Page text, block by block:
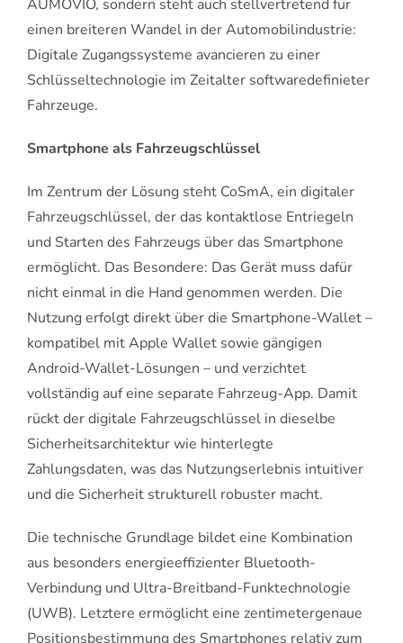
AUMOVIO, sondern steht auch stellvertretend für
einen breiteren Wandel in der Automobilindustrie:
Digitale Zugangssysteme avancieren zu einer
Schlüsseltechnologie im Zeitalter softwaredefinieter
Fahrzeuge.
Smartphone als Fahrzeugschlüssel
Im Zentrum der Lösung steht CoSmA, ein digitaler
Fahrzeugschlüssel, der das kontaktlose Entriegeln
und Starten des Fahrzeugs über das Smartphone
ermöglicht. Das Besondere: Das Gerät muss dafür
nicht einmal in die Hand genommen werden. Die
Nutzung erfolgt direkt über die Smartphone-Wallet –
kompatibel mit Apple Wallet sowie gängigen
Android-Wallet-Lösungen – und verzichtet
vollständig auf eine separate Fahrzeug-App. Damit
rückt der digitale Fahrzeugschlüssel in dieselbe
Sicherheitsarchitektur wie hinterlegte
Zahlungsdaten, was das Nutzungserlebnis intuitiver
und die Sicherheit strukturell robuster macht.
Die technische Grundlage bildet eine Kombination
aus besonders energieeffizienter Bluetooth-
Verbindung und Ultra-Breitband-Funktechnologie
(UWB). Letztere ermöglicht eine zentimetergenaue
Positionsbestimmung des Smartphones relativ zum